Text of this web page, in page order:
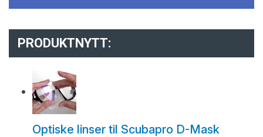
PRODUKTNYTT:
Optiske linser til Scubapro D-Mask